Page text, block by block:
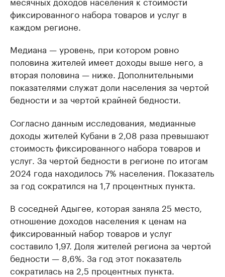
фиксированного набора товаров и услуг в
каждом регионе.
Медиана — уровень, при котором ровно
половина жителей имеет доходы выше него, а
вторая половина — ниже. Дополнительными
показателями служат доли населения за чертой
бедности и за чертой крайней бедности.
Согласно данным исследования, медианные
доходы жителей Кубани в 2,08 раза превышают
стоимость фиксированного набора товаров и
услуг. За чертой бедности в регионе по итогам
2024 года находилось 7% населения. Показатель
за год сократился на 1,7 процентных пункта.
В соседней Адыгее, которая заняла 25 место,
отношение доходов населения к ценам на
фиксированный набор товаров и услуг
составило 1,97. Доля жителей региона за чертой
бедности — 8,6%. За год этот показатель
сократилась на 2,5 процентных пункта.